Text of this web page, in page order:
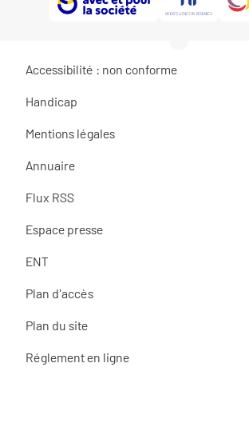
Accessibilité : non conforme
Handicap
Mentions légales
Annuaire
Flux RSS
Espace presse
ENT
Plan d'accès
Plan du site
Réglement en ligne